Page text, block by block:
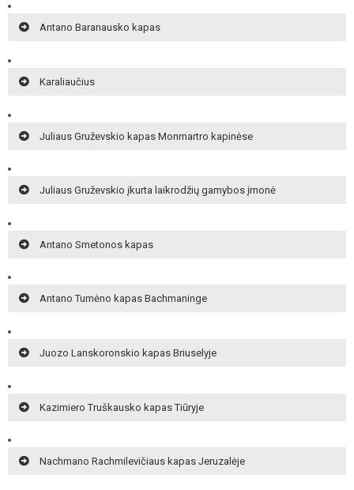
Antano Baranausko kapas
Karaliaučius
Juliaus Gruževskio kapas Monmartro kapinėse
Juliaus Gruževskio įkurta laikrodžių gamybos įmonė
Antano Smetonos kapas
Antano Tumėno kapas Bachmaninge
Juozo Lanskoronskio kapas Briuselyje
Kazimiero Truškausko kapas Tiūryje
Nachmano Rachmilevičiaus kapas Jeruzalėje